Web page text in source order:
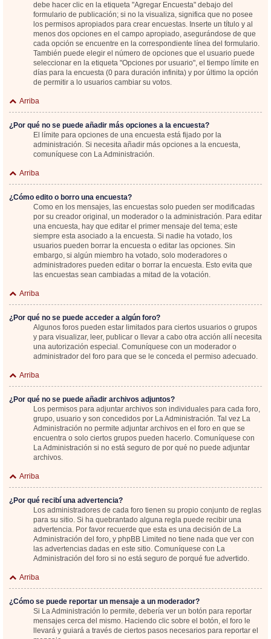
debe hacer clic en la etiqueta "Agregar Encuesta" debajo del
formulario de publicación; si no la visualiza, significa que no posee
los permisos apropiados para crear encuestas. Inserte un título y al
menos dos opciones en el campo apropiado, asegurándose de que
cada opción se encuentre en la correspondiente línea del formulario.
También puede elegir el número de opciones que el usuario puede
seleccionar en la etiqueta "Opciones por usuario", el tiempo límite en
días para la encuesta (0 para duración infinita) y por último la opción
de permitir a lo usuarios cambiar su votos.
Arriba
¿Por qué no se puede añadir más opciones a la encuesta?
El límite para opciones de una encuesta está fijado por la
administración. Si necesita añadir más opciones a la encuesta,
comuníquese con La Administración.
Arriba
¿Cómo edito o borro una encuesta?
Como en los mensajes, las encuestas solo pueden ser modificadas
por su creador original, un moderador o la administración. Para editar
una encuesta, hay que editar el primer mensaje del tema; este
siempre esta asociado a la encuesta. Si nadie ha votado, los
usuarios pueden borrar la encuesta o editar las opciones. Sin
embargo, si algún miembro ha votado, solo moderadores o
administradores pueden editar o borrar la encuesta. Esto evita que
las encuestas sean cambiadas a mitad de la votación.
Arriba
¿Por qué no se puede acceder a algún foro?
Algunos foros pueden estar limitados para ciertos usuarios o grupos
y para visualizar, leer, publicar o llevar a cabo otra acción allí necesita
una autorización especial. Comuníquese con un moderador o
administrador del foro para que se le conceda el permiso adecuado.
Arriba
¿Por qué no se puede añadir archivos adjuntos?
Los permisos para adjuntar archivos son individuales para cada foro,
grupo, usuario y son concedidos por La Administración. Tal vez La
Administración no permite adjuntar archivos en el foro en que se
encuentra o solo ciertos grupos pueden hacerlo. Comuníquese con
La Administración si no está seguro de por qué no puede adjuntar
archivos.
Arriba
¿Por qué recibí una advertencia?
Los administradores de cada foro tienen su propio conjunto de reglas
para su sitio. Si ha quebrantado alguna regla puede recibir una
advertencia. Por favor recuerde que esta es una decisión de La
Administración del foro, y phpBB Limited no tiene nada que ver con
las advertencias dadas en este sitio. Comuníquese con La
Administración del foro si no está seguro de porqué fue advertido.
Arriba
¿Cómo se puede reportar un mensaje a un moderador?
Si La Administración lo permite, debería ver un botón para reportar
mensajes cerca del mismo. Haciendo clic sobre el botón, el foro le
llevará y guiará a través de ciertos pasos necesarios para reportar el